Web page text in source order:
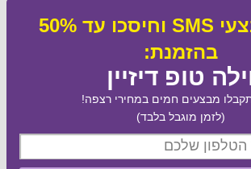
קבלו מבצעי SMS וחיסכו עד 50%
בהזמנת:
טופ דיזיין
מבצעים חמים במחירי רצפה!
(לזמן מוגבל בלבד)